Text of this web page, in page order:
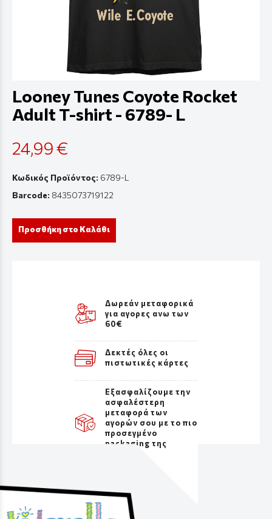
Looney Tunes Coyote Rocket
Adult T-shirt - 6789- L
24,99 €
Κωδικός Προϊόντος: 6789-L
Barcode: 8435073719122
Προσθήκη στο Καλάθι
Δωρεάν μεταφορικά
για αγορες ανω των
60€
Δεκτές όλες οι
πιστωτικές κάρτες
Εξασφαλίζουμε την
ασφαλέστερη
μεταφορά των
αγορών σου με το πιο
προσεγμένο
packaging της